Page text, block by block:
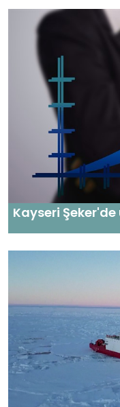
Kayseri